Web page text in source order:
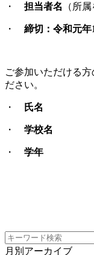
・ 担当者名 （所
・ 締切：令和元年
ご参加いただける
ださい。
・ 氏名
・ 学校名
・ 学年
月別アーカイブ